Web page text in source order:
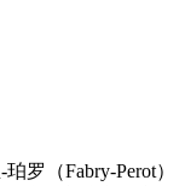
罗（Fabry-Perot）